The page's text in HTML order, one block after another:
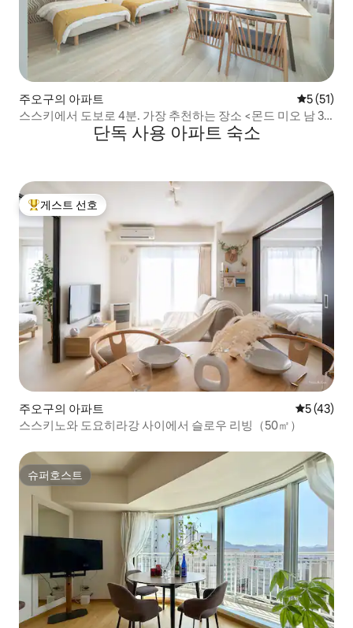
주오구의 아파트 평점 5점
5 (51)
스스키에서 도보로 4분. 가장 추천하는 장소 <몬드 미오 남 3
단독 사용 아파트 숙소
상위 게스트 선호
게스트 선호
주오구의 아파트 평점 5점
5 (43)
스스키노와 도요히라강 사이에서 슬로우 리빙（50㎡）
슈퍼호스트
슈퍼호스트